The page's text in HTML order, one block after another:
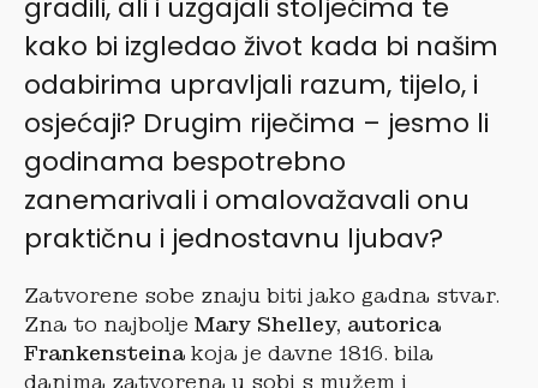
gradili, ali i uzgajali stoljećima te
kako bi izgledao život kada bi našim
odabirima upravljali razum, tijelo, i
osjećaji? Drugim riječima – jesmo li
godinama bespotrebno
zanemarivali i omalovažavali onu
praktičnu i jednostavnu ljubav?
Zatvorene sobe znaju biti jako gadna stvar.
Zna to najbolje Mary Shelley, autorica
Frankensteina koja je davne 1816. bila
danima zatvorena u sobi s mužem i